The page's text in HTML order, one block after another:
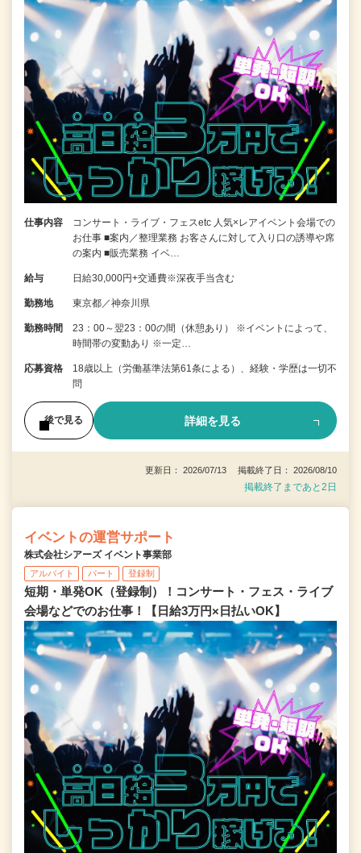
仕事内容
コンサート・ライブ・フェスetc 人気×レアイベント会場での
お仕事 ■案内／整理業務 お客さんに対して入り口の誘導や席
の案内 ■販売業務 イベ…
給与 日給30,000円+交通費※深夜手当含む
勤務地 東京都／神奈川県
勤務時間
23：00～翌23：00の間（休憩あり） ※イベントによって、
時間帯の変動あり ※一定…
応募資格
18歳以上（労働基準法第61条による）、経験・学歴は一切不
問
後で見る 詳細を見る
更新日： 2026/07/13 掲載終了日： 2026/08/10
掲載終了まであと2日
イベントの運営サポート
株式会社シアーズ イベント事業部
アルバイト パート 登録制
短期・単発OK（登録制）！コンサート・フェス・ライブ
会場などでのお仕事！【日給3万円×日払いOK】